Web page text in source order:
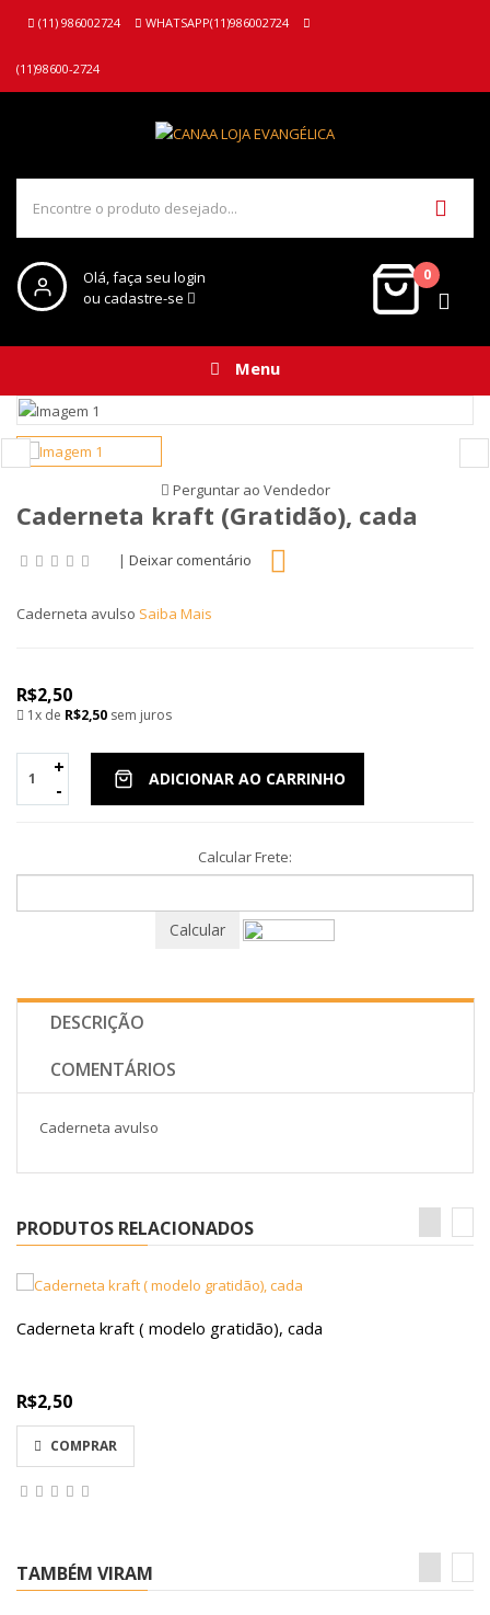
(11) 986002724 WHATSAPP(11)986002724
(11)98600-2724
Olá, faça seu login
ou cadastre-se
0
Menu
Perguntar ao Vendedor
Caderneta kraft (Gratidão), cada
| Deixar comentário
Caderneta avulso Saiba Mais
R$2,50
1x de R$2,50 sem juros
-
+ ADICIONAR AO CARRINHO
Calcular Frete:
Calcular
DESCRIÇÃO
COMENTÁRIOS
Caderneta avulso
PRODUTOS RELACIONADOS
Caderneta kraft ( modelo gratidão), cada
R$2,50
COMPRAR
TAMBÉM VIRAM